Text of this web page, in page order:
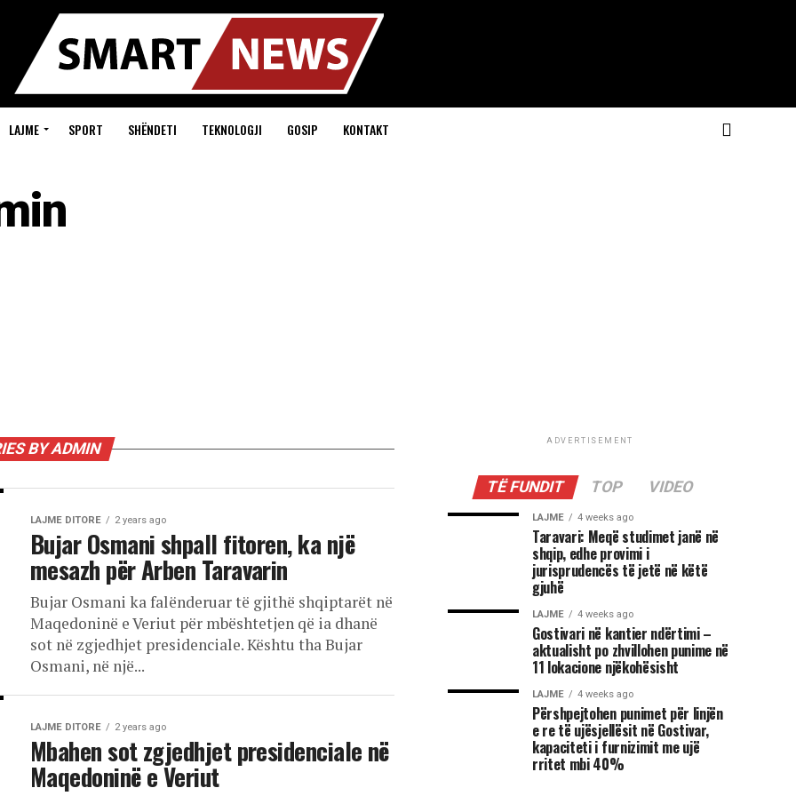
LAJME SPORT SHËNDETI TEKNOLOGJI GOSIP KONTAKT
BY ADMIN
LAJME DITORE 2 years ago
Bujar Osmani shpall fitoren, ka një
mesazh për Arben Taravarin
Bujar Osmani ka falënderuar të gjithë shqiptarët në
Maqedoninë e Veriut për mbështetjen që ia dhanë
sot në zgjedhjet presidenciale. Kështu tha Bujar
Osmani, në një...
LAJME DITORE 2 years ago
Mbahen sot zgjedhjet presidenciale në
Maqedoninë e Veriut
ADVERTISEMENT
TË FUNDIT TOP VIDEO
LAJME 4 weeks ago
Taravari: Meqë studimet janë në
shqip, edhe provimi i
jurisprudencës të jetë në këtë
gjuhë
LAJME 4 weeks ago
Gostivari në kantier ndërtimi –
aktualisht po zhvillohen punime në
11 lokacione njëkohësisht
LAJME 4 weeks ago
Përshpejtohen punimet për linjën
e re të ujësjellësit në Gostivar,
kapaciteti i furnizimit me ujë
rritet mbi 40%